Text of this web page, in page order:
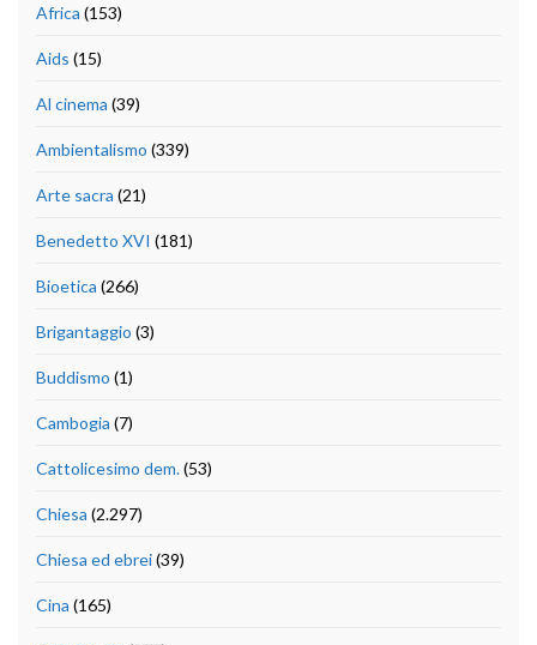
Africa (153)
Aids (15)
Al cinema (39)
Ambientalismo (339)
Arte sacra (21)
Benedetto XVI (181)
Bioetica (266)
Brigantaggio (3)
Buddismo (1)
Cambogia (7)
Cattolicesimo dem.(53)
Chiesa (2.297)
Chiesa ed ebrei(39)
Cina (165)